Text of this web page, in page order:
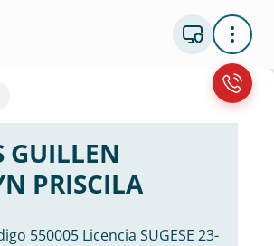
GUILLEN
PRISCILA
550005 Licencia SUGESE 23-